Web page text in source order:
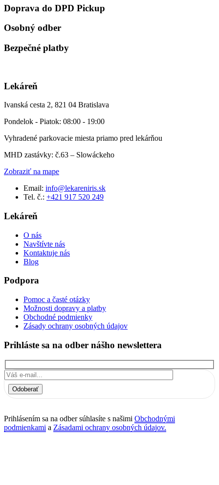
Doprava do DPD Pickup
Osobný odber
Bezpečné platby
Lekáreň
Ivanská cesta 2, 821 04 Bratislava
Pondelok - Piatok: 08:00 - 19:00
Vyhradené parkovacie miesta priamo pred lekárňou
MHD zastávky: č.63 – Slowáckeho
Zobraziť na mape
Email: info@lekareniris.sk
Tel. č.: +421 917 520 249
Lekáreň
O nás
Navštívte nás
Kontaktuje nás
Blog
Podpora
Pomoc a časté otázky
Možnosti dopravy a platby
Obchodné podmienky
Zásady ochrany osobných údajov
Prihláste sa na odber nášho newslettera
Odoberať
Prihlásením sa na odber súhlasíte s našimi Obchodnými
podmienkami a Zásadami ochrany osobných údajov.